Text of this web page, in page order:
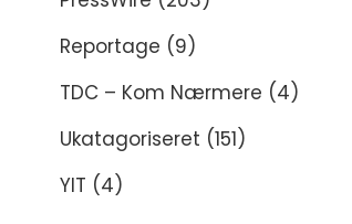
Reportage (9)
TDC – Kom Nærmere (4)
Ukatagoriseret (151)
YIT (4)